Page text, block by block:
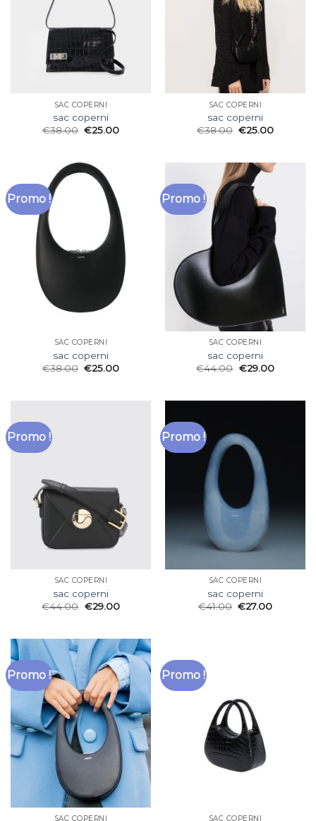
SAC COPERNI
sac coperni
€38.00 €25.00
SAC COPERNI
sac coperni
€38.00 €25.00
Promo !
SAC COPERNI
sac coperni
€38.00 €25.00
Promo !
SAC COPERNI
sac coperni
€44.00 €29.00
Promo !
SAC COPERNI
sac coperni
€44.00 €29.00
Promo !
SAC COPERNI
sac coperni
€41.00 €27.00
Promo !
SAC COPERNI
Promo !
SAC COPERNI